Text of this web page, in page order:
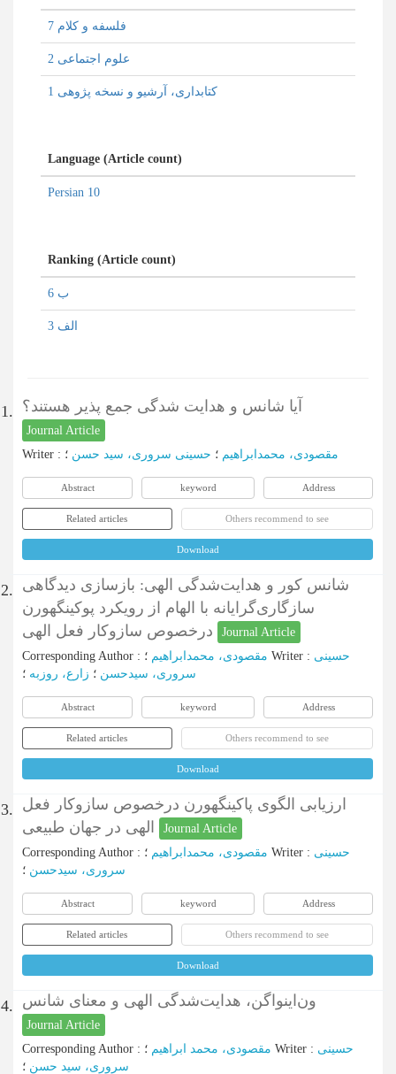
فلسفه و کلام 7
علوم اجتماعی 2
كتابداری، آرشیو و نسخه پژوهی 1
Language (Article count)
Persian 10
Ranking (Article count)
ب 6
الف 3
1. آیا شانس و هدایت شدگی جمع پذیر هستند؟
Journal Article
Writer : مقصودی، محمدابراهیم ؛ حسینی سروری، سید حسن ؛
Abstract keyword Address
Related articles Others recommend to see
Download
2. شانس کور و هدایت‌شدگی الهی: بازسازی دیدگاهی
سازگاری‌گرایانه با الهام از رویکرد پوکینگهورن
Journal Article
Corresponding Author : مقصودی، محمدابراهیم Writer : حسینی
سروری، سیدحسن ؛ زارع، روزبه ؛
Abstract keyword Address
Related articles Others recommend to see
Download
3. ارزیابی الگوی پاکینگهورن درخصوص سازوکار فعل
Journal Article
Corresponding Author : مقصودی، محمدابراهیم Writer : حسینی
سروری، سیدحسن ؛
Abstract keyword Address
Related articles Others recommend to see
Download
4. ون‌اینواگن، هدایت‌شدگی الهی و معنای شانس
Journal Article
Corresponding Author : مقصودی، محمد ابراهیم Writer : حسینی
سروری، سید حسن ؛